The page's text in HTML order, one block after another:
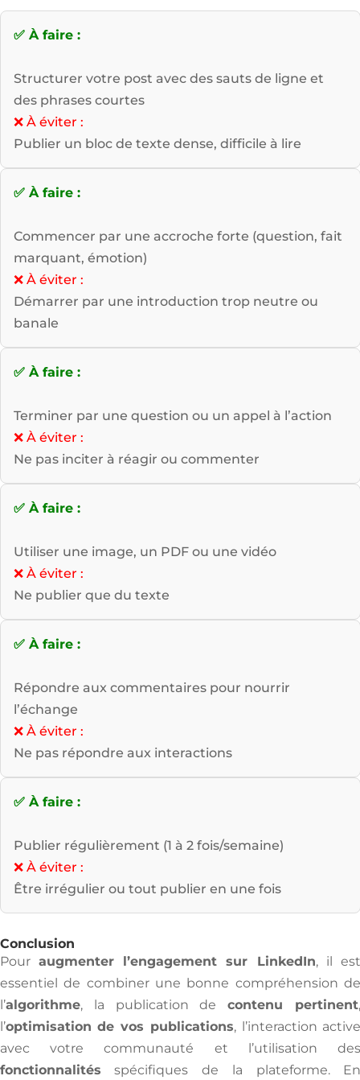
✅ À faire :
Structurer votre post avec des sauts de ligne et
des phrases courtes
❌ À éviter :
Publier un bloc de texte dense, difficile à lire
✅ À faire :
Commencer par une accroche forte (question, fait
marquant, émotion)
❌ À éviter :
Démarrer par une introduction trop neutre ou
banale
✅ À faire :
Terminer par une question ou un appel à l’action
❌ À éviter :
Ne pas inciter à réagir ou commenter
✅ À faire :
Utiliser une image, un PDF ou une vidéo
❌ À éviter :
Ne publier que du texte
✅ À faire :
Répondre aux commentaires pour nourrir
l’échange
❌ À éviter :
Ne pas répondre aux interactions
✅ À faire :
Publier régulièrement (1 à 2 fois/semaine)
❌ À éviter :
Être irrégulier ou tout publier en une fois
Conclusion
Pouraugmenter l’engagement sur LinkedIn, il
essentiel de combiner une bonne compréhension
l’algorithme, la publication decontenu pertinent
l’optimisation de vos publications, l’interaction
avec votre communauté et l’utilisation
fonctionnalités spécifiques de la plateforme.